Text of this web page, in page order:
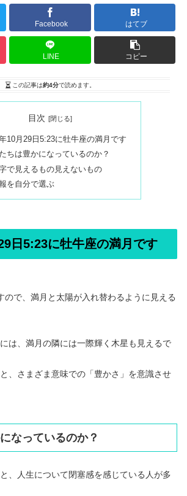
Facebook はてブ
LINE コピー
この記事は約4分で読めます。
目次
10月29日5:23に牡牛座の満月です
ちは豊かになっているのか？
で見えるもの見えないもの
を自分で選ぶ
日5:23に牡牛座の満月です
ので、満月と太陽が入れ替わるように見える
は、満月の隣には一際輝く木星も見えるで
、さまざま意味での「豊かさ」を意識させ
なっているのか？
、人生について閉塞感を感じている人が多